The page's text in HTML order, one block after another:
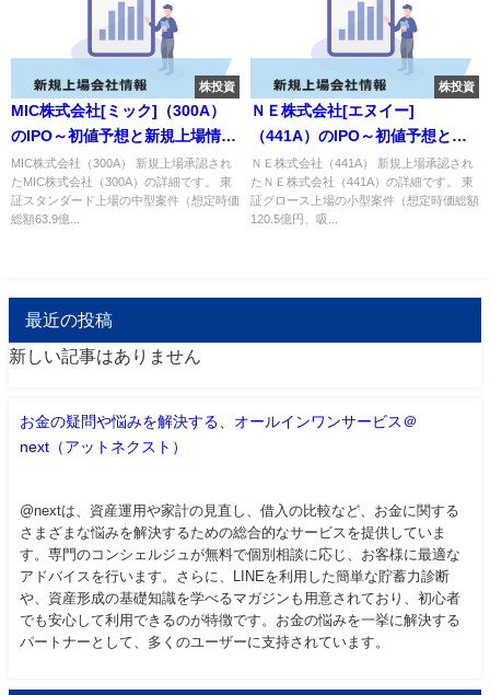
株投資
MIC株式会社[ミック]（300A）
のIPO～初値予想と新規上場情報
～
MIC株式会社（300A） 新規上場承認され
たMIC株式会社（300A）の詳細です。 東
証スタンダード上場の中型案件（想定時価
総額63.9億...
株投資
ＮＥ株式会社[エヌイー]
（441A）のIPO～初値予想と新
規上場情報～
ＮＥ株式会社（441A） 新規上場承認され
たＮＥ株式会社（441A）の詳細です。 東
証グロース上場の小型案件（想定時価総額
120.5億円、吸...
最近の投稿
新しい記事はありません
お金の疑問や悩みを解決する、オールインワンサービス＠
next（アットネクスト）
@nextは、資産運用や家計の見直し、借入の比較など、お金に関する
さまざまな悩みを解決するための総合的なサービスを提供していま
す。専門のコンシェルジュが無料で個別相談に応じ、お客様に最適な
アドバイスを行います。さらに、LINEを利用した簡単な貯蓄力診断
や、資産形成の基礎知識を学べるマガジンも用意されており、初心者
でも安心して利用できるのが特徴です。お金の悩みを一挙に解決する
パートナーとして、多くのユーザーに支持されています。